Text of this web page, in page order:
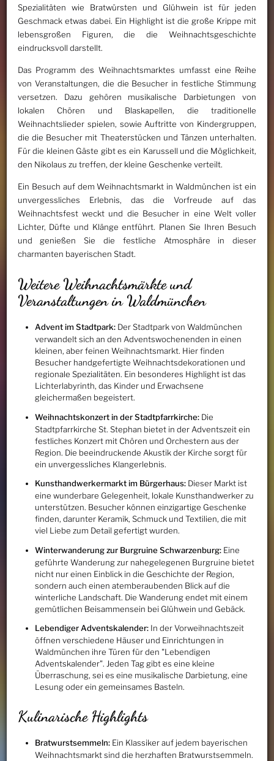
Spezialitäten wie Bratwürsten und Glühwein ist für jeden
Geschmack etwas dabei. Ein Highlight ist die große Krippe mit
lebensgroßen Figuren, die die Weihnachtsgeschichte
eindrucksvoll darstellt.
Das Programm des Weihnachtsmarktes umfasst eine Reihe
von Veranstaltungen, die die Besucher in festliche Stimmung
versetzen. Dazu gehören musikalische Darbietungen von
lokalen Chören und Blaskapellen, die traditionelle
Weihnachtslieder spielen, sowie Auftritte von Kindergruppen,
die die Besucher mit Theaterstücken und Tänzen unterhalten.
Für die kleinen Gäste gibt es ein Karussell und die Möglichkeit,
den Nikolaus zu treffen, der kleine Geschenke verteilt.
Ein Besuch auf dem Weihnachtsmarkt in Waldmünchen ist ein
unvergessliches Erlebnis, das die Vorfreude auf das
Weihnachtsfest weckt und die Besucher in eine Welt voller
Lichter, Düfte und Klänge entführt. Planen Sie Ihren Besuch
und genießen Sie die festliche Atmosphäre in dieser
charmanten bayerischen Stadt.
Weitere Weihnachtsmärkte und
Veranstaltungen in Waldmünchen
Advent im Stadtpark:Der Stadtpark von Waldmünchen
verwandelt sich an den Adventswochenenden in einen
kleinen, aber feinen Weihnachtsmarkt. Hier finden
Besucher handgefertigte Weihnachtsdekorationen und
regionale Spezialitäten. Ein besonderes Highlight ist das
Lichterlabyrinth, das Kinder und Erwachsene
gleichermaßen begeistert.
Weihnachtskonzert in der Stadtpfarrkirche:Die
Stadtpfarrkirche St. Stephan bietet in der Adventszeit ein
festliches Konzert mit Chören und Orchestern aus der
Region. Die beeindruckende Akustik der Kirche sorgt für
ein unvergessliches Klangerlebnis.
Kunsthandwerkermarkt im Bürgerhaus:Dieser Markt ist
eine wunderbare Gelegenheit, lokale Kunsthandwerker zu
unterstützen. Besucher können einzigartige Geschenke
finden, darunter Keramik, Schmuck und Textilien, die mit
viel Liebe zum Detail gefertigt wurden.
Winterwanderung zur Burgruine Schwarzenburg:Eine
geführte Wanderung zur nahegelegenen Burgruine bietet
nicht nur einen Einblick in die Geschichte der Region,
sondern auch einen atemberaubenden Blick auf die
winterliche Landschaft. Die Wanderung endet mit einem
gemütlichen Beisammensein bei Glühwein und Gebäck.
Lebendiger Adventskalender:In der Vorweihnachtszeit
öffnen verschiedene Häuser und Einrichtungen in
Waldmünchen ihre Türen für den "Lebendigen
Adventskalender". Jeden Tag gibt es eine kleine
Überraschung, sei es eine musikalische Darbietung, eine
Lesung oder ein gemeinsames Basteln.
Kulinarische Highlights
Bratwurstsemmeln:Ein Klassiker auf jedem bayerischen
Weihnachtsmarkt sind die herzhaften Bratwurstsemmeln.